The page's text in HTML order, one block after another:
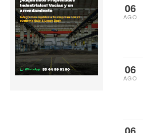
06
AGO
06
AGO